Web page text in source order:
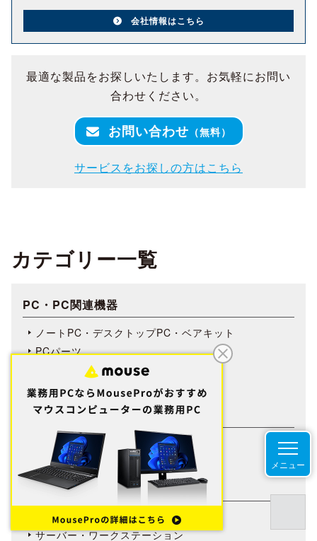
メニュー
会社情報はこちら
最適な製品をお探しいたします。お気軽にお問い
合わせください。
お問い合わせ （無料）
サービスをお探しの方はこちら
カテゴリー一覧
PC・PC関連機器
ノートPC・デスクトップPC・ベアキット
PCパーツ
PC周辺機器
パソコン用バッグ/リュック
タブレット・スマートフォン
タブレット・スマートフォン
タブレット・スマートフォン周辺機器
サーバー・ネットワーク
NAS（Network Attached Storage）
サーバー・ワークステーション